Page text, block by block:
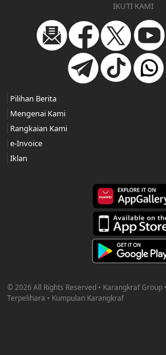
IKUTI KAMI
© 2026 All Rights Reserved • Karangkraf Group
Terpelihara • Kumpulan Karangkraf